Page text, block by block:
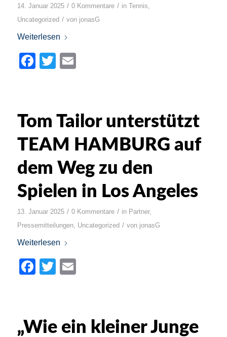
14. Januar 2025 / 0 Kommentare / in Tennis,
Uncategorized / von jonasG
Weiterlesen
Facebook
Twitter
Tom Tailor unterstützt
TEAM HAMBURG auf
dem Weg zu den
Spielen in Los Angeles
13. Januar 2025 / 0 Kommentare / in Partner,
Pressemitteilungen, Uncategorized / von jonasG
Weiterlesen
Facebook
Twitter
„Wie ein kleiner Junge